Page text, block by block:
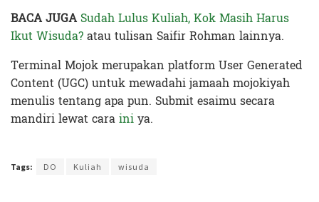
BACA JUGA Sudah Lulus Kuliah, Kok Masih Harus
Ikut Wisuda?atau tulisan Saifir Rohman lainnya.
Terminal Mojok merupakan platform User Generated
Content (UGC) untuk mewadahi jamaah mojokiyah
menulis tentang apa pun. Submit esaimu secara
mandiri lewat carainiya.
Tags: DO Kuliah wisuda